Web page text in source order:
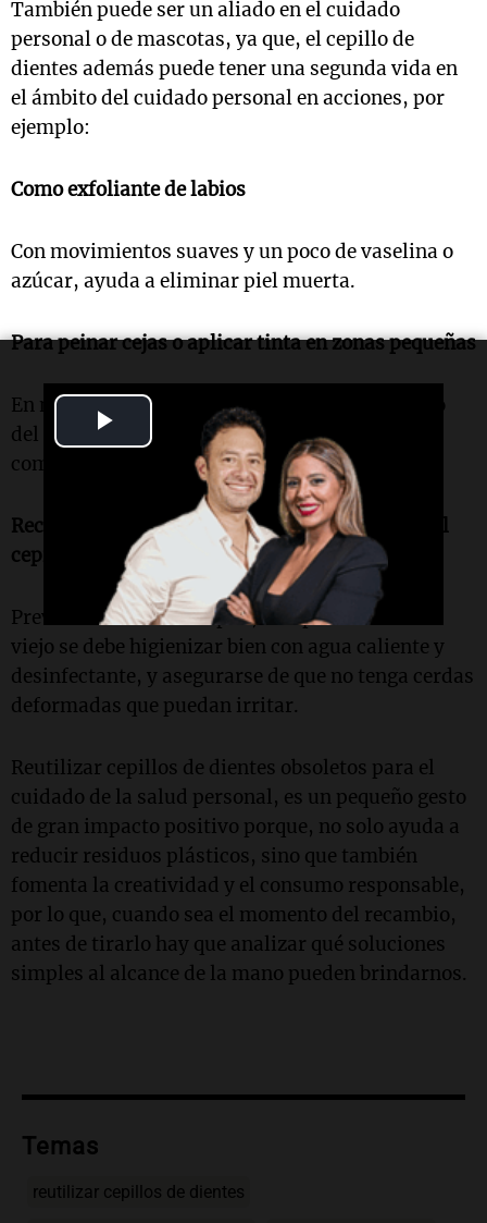
Video
También puede ser un aliado en el cuidado
personal o de mascotas, ya que, el cepillo de
dientes además puede tener una segunda vida en
el ámbito del cuidado personal en acciones, por
ejemplo:
Como exfoliante de labios
Con movimientos suaves y un poco de vaselina o
azúcar, ayuda a eliminar piel muerta.
Para peinar cejas o aplicar tinta en zonas pequeñas
En mascotas, sirve para limpiar las patas luego
del paseo o peinar el pelaje en zonas pequeñas
como orejas o cola.
Recomendaciones antes de brindar nuevo uso al
cepillo de dientes
Previo contacto con la piel, el cepillo de dientes
viejo se debe higienizar bien con agua caliente y
desinfectante, y asegurarse de que no tenga cerdas
deformadas que puedan irritar.
Reutilizar cepillos de dientes obsoletos para el
cuidado de la salud personal, es un pequeño gesto
de gran impacto positivo porque, no solo ayuda a
reducir residuos plásticos, sino que también
fomenta la creatividad y el consumo responsable,
por lo que, cuando sea el momento del recambio,
antes de tirarlo hay que analizar qué soluciones
simples al alcance de la mano pueden brindarnos.
Temas
reutilizar cepillos de dientes